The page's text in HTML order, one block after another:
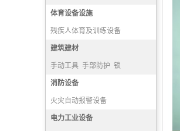
体育设备设施
残疾人体育及训练设备
散打、武术设备
跳水设备
建筑建材
手动工具 手部防护 锁
电动工具
消防设备
火灾自动报警设备
消防产品实（试）验设备
电力工业设备